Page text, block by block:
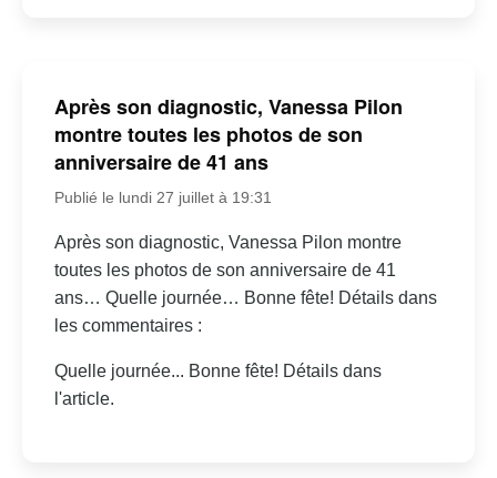
Après son diagnostic, Vanessa Pilon
montre toutes les photos de son
anniversaire de 41 ans
Publié le lundi 27 juillet à 19:31
Après son diagnostic, Vanessa Pilon montre
toutes les photos de son anniversaire de 41
ans… Quelle journée… Bonne fête! Détails dans
les commentaires :
Quelle journée... Bonne fête! Détails dans
l'article.